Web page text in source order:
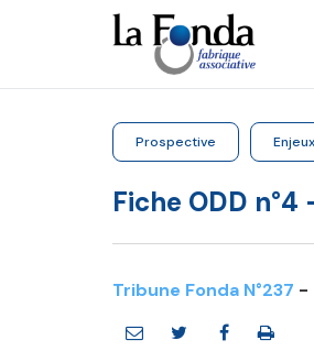
principal
Prospective
Fiche ODD
Tribune Fonda N°237 -